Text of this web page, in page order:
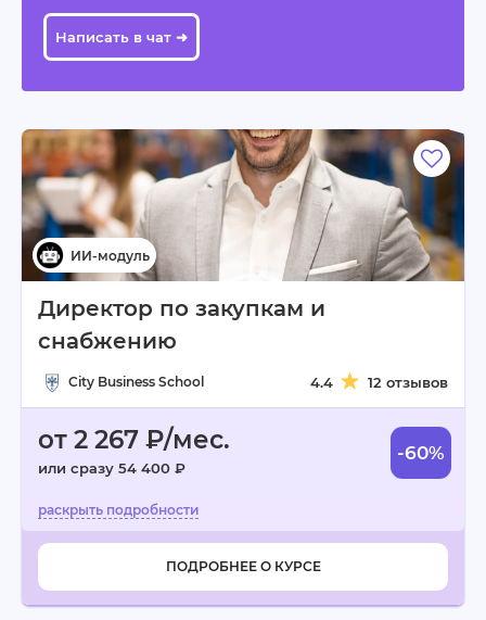
Написать в чат ➜
Директор по закупкам и
снабжению
City Business School 4.4 12 отзывов
от 2 267 ₽/мес.
или сразу 54 400 ₽
-60%
ПОДРОБНЕЕ О КУРСЕ